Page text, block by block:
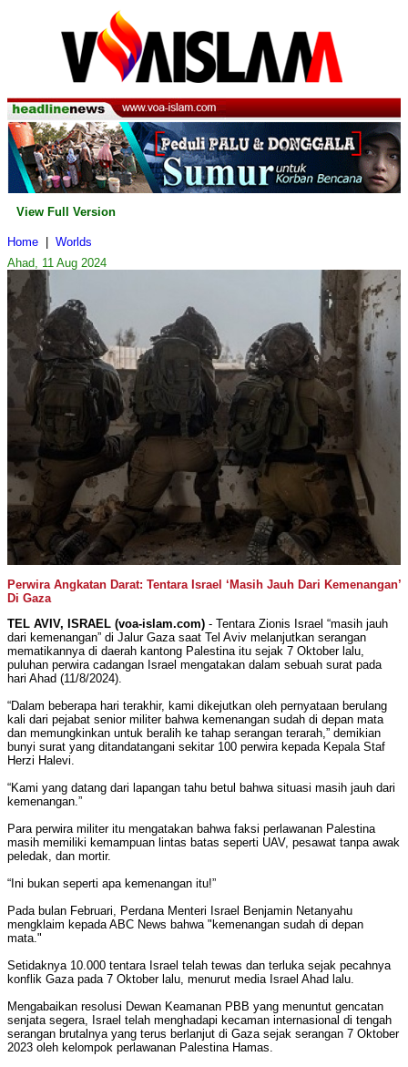
View Full Version
Home
Worlds
Ahad, 11 Aug 2024
Perwira Angkatan Darat: Tentara Israel ‘Masih Jauh Dari Kemenangan’
Di Gaza
TEL AVIV, ISRAEL (voa-islam.com) - Tentara Zionis Israel “masih jauh
dari kemenangan” di Jalur Gaza saat Tel Aviv melanjutkan serangan
mematikannya di daerah kantong Palestina itu sejak 7 Oktober lalu,
puluhan perwira cadangan Israel mengatakan dalam sebuah surat pada
hari Ahad (11/8/2024).
“Dalam beberapa hari terakhir, kami dikejutkan oleh pernyataan berulang
kali dari pejabat senior militer bahwa kemenangan sudah di depan mata
dan memungkinkan untuk beralih ke tahap serangan terarah,” demikian
bunyi surat yang ditandatangani sekitar 100 perwira kepada Kepala Staf
Herzi Halevi.
“Kami yang datang dari lapangan tahu betul bahwa situasi masih jauh dari
kemenangan.”
Para perwira militer itu mengatakan bahwa faksi perlawanan Palestina
masih memiliki kemampuan lintas batas seperti UAV, pesawat tanpa awak
peledak, dan mortir.
“Ini bukan seperti apa kemenangan itu!”
Pada bulan Februari, Perdana Menteri Israel Benjamin Netanyahu
mengklaim kepada ABC News bahwa "kemenangan sudah di depan
mata."
Setidaknya 10.000 tentara Israel telah tewas dan terluka sejak pecahnya
konflik Gaza pada 7 Oktober lalu, menurut media Israel Ahad lalu.
Mengabaikan resolusi Dewan Keamanan PBB yang menuntut gencatan
senjata segera, Israel telah menghadapi kecaman internasional di tengah
serangan brutalnya yang terus berlanjut di Gaza sejak serangan 7 Oktober
2023 oleh kelompok perlawanan Palestina Hamas.